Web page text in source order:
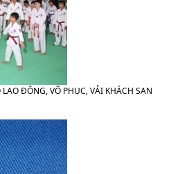
ĐỘNG, VÕ PHỤC, VẢI KHÁCH SẠN